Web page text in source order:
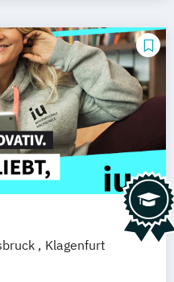
Klagenfurt